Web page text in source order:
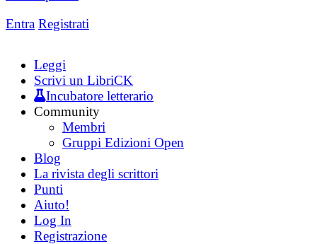
Entra Registrati
Leggi
Scrivi un LibriCK
Incubatore letterario
Community
Membri
Gruppi Edizioni Open
Blog
La rivista degli scrittori
Punti
Aiuto!
Log In
Registrazione